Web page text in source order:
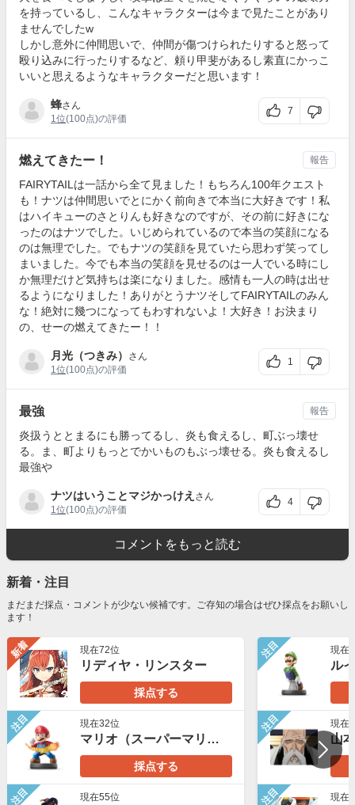
を持っているし、こんなキャラクターは今まで見たことがあり
ませんでしたw
しかし意外に仲間思いで、仲間が傷つけられたりすると怒って
殴り込みに行ったりするなど、頼り甲斐があるし素直にかっこ
いいと思えるようなキャラクターだと思います！
蜂さん
1位(100点)の評価
7
燃えてきたー！
FAIRYTAILは一話から全て見ました！もちろん100年クエスト
も！ナツは仲間思いでとにかく前向きで本当に大好きです！私
はハイキューのさとりんも好きなのですが、その前に好きにな
ったのはナツでした。いじめられているので本当の笑顔になる
のは無理でした。でもナツの笑顔を見ていたら思わず笑ってし
まいました。今でも本当の笑顔を見せるのは一人でいる時にし
か無理だけど気持ちは楽になりました。感情も一人の時は出せ
るようになりました！ありがとうナツそしてFAIRYTAILのみん
な！絶対に幾つになってもわすれないよ！大好き！お決まり
の、せーの燃えてきたー！！
月光（つきみ）
さん
1位(100点)の評価
1
報告
最強
炎扱うととまるにも勝ってるし、炎も食えるし、町ぶっ壊せ
る。ま、町よりもっとでかいものもぶっ壊せる。炎も食えるし
最強や
ナツはいうことマジかっけえ さん
1位(100点)の評価
4
報告
コメントをもっと読む
新着・注目
まだまだ採点・コメントが少ない候補です。ご存知の場合はぜひ採点をお願いし
ます！
新着 現在72位
リディヤ・リンスター
採点する
注目 現在32位
マリオ（スーパーマリオブラザース）
採点する
注目 現在55位
注目 現在
ル
注目 現在
山
注目 現在